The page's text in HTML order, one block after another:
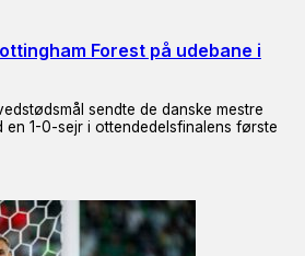
Forest på udebane i
sendte de danske mestre
en 1-0-sejr i ottendedelsfinalens første